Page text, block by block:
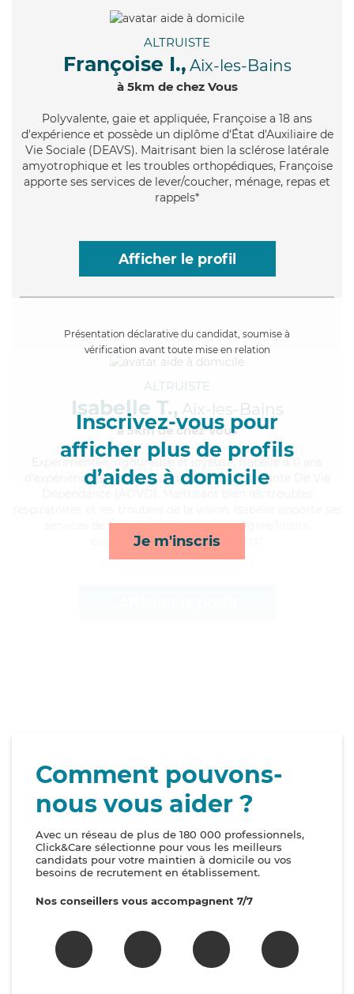
ALTRUISTE
Françoise I., Aix-les-Bains
à 5km de chez Vous
Polyvalente, gaie et appliquée, Françoise a 18 ans
d'expérience et possède un diplôme d'État d'Auxiliaire de
Vie Sociale (DEAVS). Maitrisant bien la sclérose latérale
amyotrophique et les troubles orthopédiques, Françoise
apporte ses services de lever/coucher, ménage, repas et
rappels*
Afficher le profil
Présentation déclarative du candidat, soumise à
vérification avant toute mise en relation
Inscrivez-vous pour
afficher plus de profils
d’aides à domicile
Je m'inscris
ALTRUISTE
Isabelle T., Aix-les-Bains
à 5km de chez Vous
, rigoureuse et joyeuse, Isabelle a 11 ans
d'expérience et possède un diplôme d'Assistante De Vie
services de toilette/habillage, compagnie/loisirs,
courses/livraison et transports*
Comment pouvons-
nous vous aider ?
Avec un réseau de plus de 180 000 professionnels,
Click&Care sélectionne pour vous les meilleurs
candidats pour votre maintien à domicile ou vos
besoins de recrutement en établissement.
Nos conseillers vous accompagnent 7/7